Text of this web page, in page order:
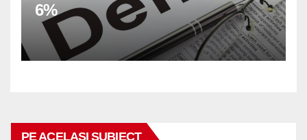
6%
PE ACELASI SUBIECT